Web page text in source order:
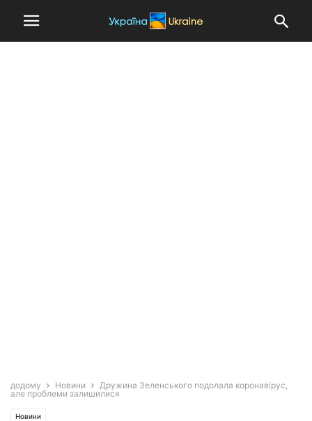
додому Новини
Дружина Зеленського подолала коронавірус,
але проблеми залишилися
Новини